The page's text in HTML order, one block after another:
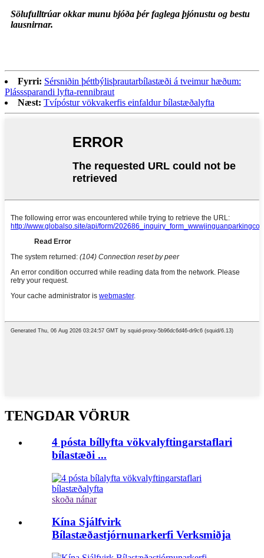
Sölufulltrúar okkar munu bjóða þér faglega þjónustu og bestu
lausnirnar.
Fyrri: Sérsniðin þéttbýlisþrautarbílastæði á tveimur hæðum:
Plásssparandi lyfta-rennibraut
Næst: Tvípóstur vökvakerfis einfaldur bílastæðalyfta
TENGDAR VÖRUR
4 pósta bíllyfta vökvalyftingarstaflari
bílastæði ...
skoða nánar
Kína Sjálfvirk
Bílastæðastjórnunarkerfi Verksmiðja